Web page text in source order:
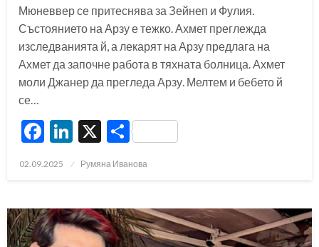
Мюневвер се притеснява за Зейнеп и Фулия.
Състоянието на Арзу е тежко. Ахмет преглежда
изследванията й, а лекарят на Арзу предлага на
Ахмет да започне работа в тяхната болница. Ахмет
моли Джанер да прегледа Арзу. Мелтем и бебето й
се…
Facebook
LinkedIn
X Share
Posted
02.09.2025 Румяна Иванова